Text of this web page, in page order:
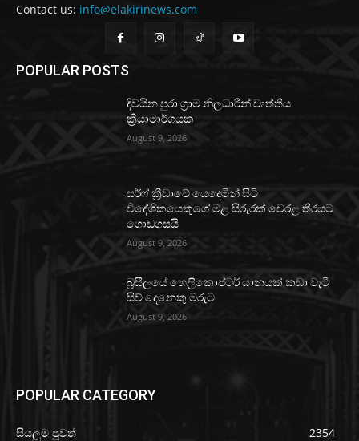
Contact us: info@elakirinews.com
POPULAR POSTS
දිවයින පුරා ග්‍රාම නිලධාරීන් වෘත්තීය
ක්‍රියාමාර්ගයක
August 9, 2026
සර්ෆ් ක්‍රීඩාවේ යෙදෙමින් සිටි
විදේශිකයෙකුගේ මළ සිරුරක් වෙරළ තීරයට
ගොඩගසයි
August 9, 2026
බ්‍රසීලයේ හෙලිකොප්ටර් යානයක් කඩා වැටී
සිව් දෙනෙකු මරුට
August 9, 2026
POPULAR CATEGORY
සියලුම පුවත් 2354